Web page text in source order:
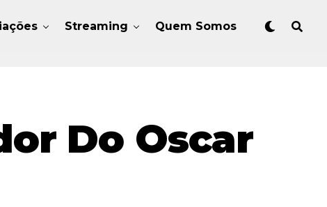
Streaming Quem Somos
Do Oscar